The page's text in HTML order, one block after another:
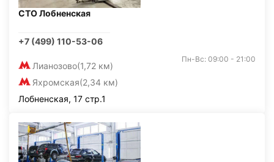
СТО Лобненская
+7 (499) 110-53-06
Лианозово(1,72 км)
Яхромская(2,34 км)
Пн-Вс: 09:00 - 21:00
Лобненская, 17 стр.1